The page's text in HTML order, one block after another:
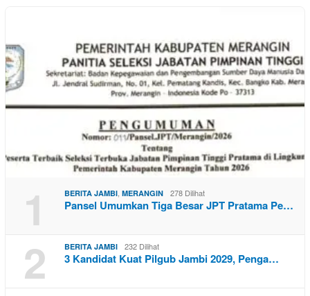
1 BERITA JAMBI, MERANGIN 278 Dilihat
Pansel Umumkan Tiga Besar JPT Pratama Pe…
2 BERITA JAMBI 232 Dilihat
3 Kandidat Kuat Pilgub Jambi 2029, Penga…